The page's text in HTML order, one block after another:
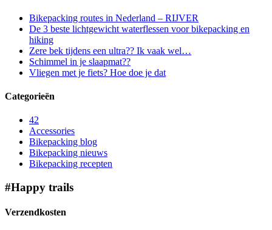
Bikepacking routes in Nederland – RIJVER
De 3 beste lichtgewicht waterflessen voor bikepacking en
hiking
Zere bek tijdens een ultra?? Ik vaak wel…
Schimmel in je slaapmat??
Vliegen met je fiets? Hoe doe je dat
Categorieën
42
Accessories
Bikepacking blog
Bikepacking nieuws
Bikepacking recepten
#Happy trails
Verzendkosten